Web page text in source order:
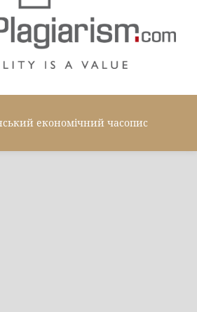
економічний часопис